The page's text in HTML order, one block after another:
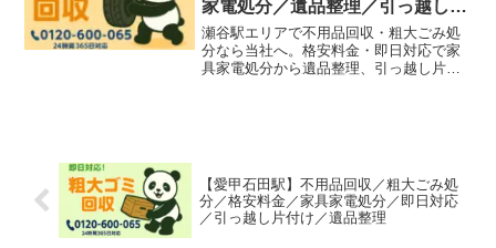
家電処分／遺品整理／引っ越し片
付け
瀬谷駅エリアで不用品回収・粗大ごみ処
分なら当社へ。格安料金・即日対応で家
具家電処分から遺品整理、引っ越し片付
【愛甲石田駅】不用品回収／粗大ごみ処
分／格安料金／家具家電処分／即日対応
／引っ越し片付け／遺品整理